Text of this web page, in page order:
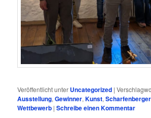
Veröffentlicht unter Uncategorized |
Ausstellung,Gewinner,Kunst,
Wettbewerb |Schreibe einen Kommentar